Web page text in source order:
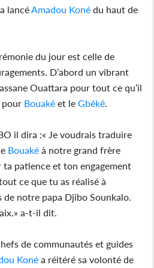
lancéAmadou Koné du haut de
du jour est celle de
D’abord un vibrant
Ouattara pour tout ce qu’il
pour Bouaké et le Gbêkê.
il dira :« Je voudrais traduire
Bouaké à notre grand frère
patience et ton engagement
ce que tu as réalisé à
de notre papa Djibo Sounkalo.
a-t-il dit.
de communautés et guides
Koné a réitéré sa volonté de